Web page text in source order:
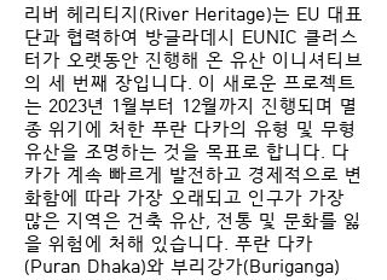
리버 헤리티지(River Heritage)는 EU 대표
단과 협력하여 방글라데시 EUNIC 클러스
터가 오랫동안 진행해 온 유산 이니셔티브
의 세 번째 장입니다. 이 새로운 프로젝트
는 2023년 1월부터 12월까지 진행되며 멸
종 위기에 처한 푸란 다카의 유형 및 무형
유산을 조명하는 것을 목표로 합니다. 다
카가 계속 빠르게 발전하고 경제적으로 변
화함에 따라 가장 오래되고 인구가 가장
많은 지역은 건축 유산, 전통 및 문화를 잃
을 위험에 처해 있습니다. 푸란 다카
(Puran Dhaka)와 부리강가(Buriganga)